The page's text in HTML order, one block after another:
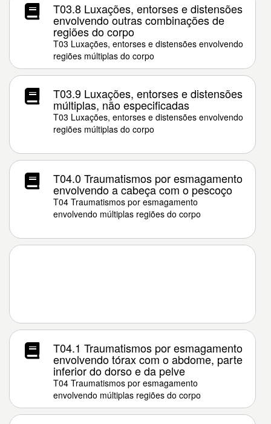
T03.8 Luxações, entorses e distensões
envolvendo outras combinações de
regiões do corpo
T03 Luxações, entorses e distensões envolvendo
regiões múltiplas do corpo
T03.9 Luxações, entorses e distensões
múltiplas, não especificadas
T03 Luxações, entorses e distensões envolvendo
regiões múltiplas do corpo
T04.0 Traumatismos por esmagamento
envolvendo a cabeça com o pescoço
T04 Traumatismos por esmagamento
envolvendo múltiplas regiões do corpo
T04.1 Traumatismos por esmagamento
envolvendo tórax com o abdome, parte
inferior do dorso e da pelve
T04 Traumatismos por esmagamento
envolvendo múltiplas regiões do corpo